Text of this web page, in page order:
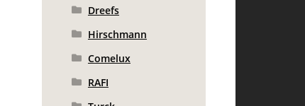
Dreefs
Hirschmann
Comelux
RAFI